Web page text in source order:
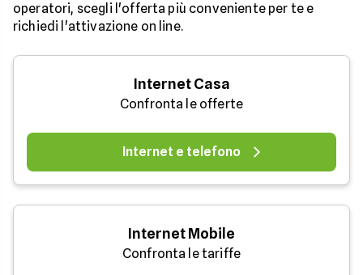
operatori, scegli l'offerta più conveniente per te e
richiedi l'attivazione on line.
Internet Casa
Confronta le offerte
Internet e telefono
Internet Mobile
Confronta le tariffe